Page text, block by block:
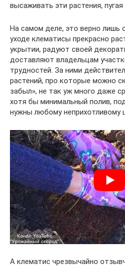
высаживать эти растения,
На самом деле, это верно лишь
уходе клематисы прекрасно
укрытии, радуют своей
доставляют владельцам
трудностей. За ними
растений, про которые можно
забыл», не так уж много даже
хотя бы минимальный полив,
нужны любому неприхотливому
А клематис чрезвычайно